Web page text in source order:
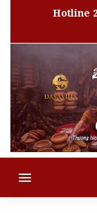
Hotline
MENU